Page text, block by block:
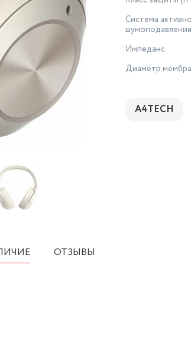
Система
Импеданс
Диаметр
A4TECH
ОТЗЫВЫ